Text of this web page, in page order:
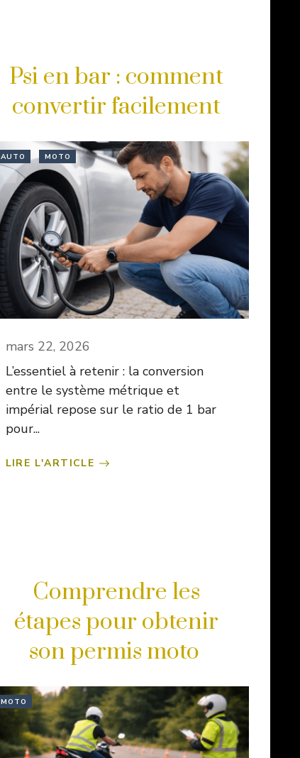
Psi en bar : comment
convertir facilement
AUTO MOTO
mars 22, 2026
L’essentiel à retenir : la conversion
entre le système métrique et
impérial repose sur le ratio de 1 bar
pour...
LIRE L'ARTICLE
Comprendre les
étapes pour obtenir
son permis moto
MOTO